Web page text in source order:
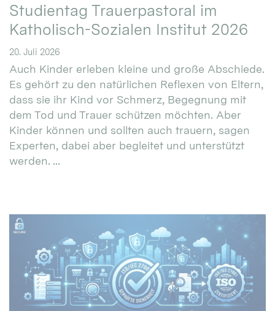
Studientag Trauerpastoral im
Katholisch-Sozialen Institut 2026
20. Juli 2026
Auch Kinder erleben kleine und große Abschiede.
Es gehört zu den natürlichen Reflexen von Eltern,
dass sie ihr Kind vor Schmerz, Begegnung mit
dem Tod und Trauer schützen möchten. Aber
Kinder können und sollten auch trauern, sagen
Experten, dabei aber begleitet und unterstützt
werden. ...